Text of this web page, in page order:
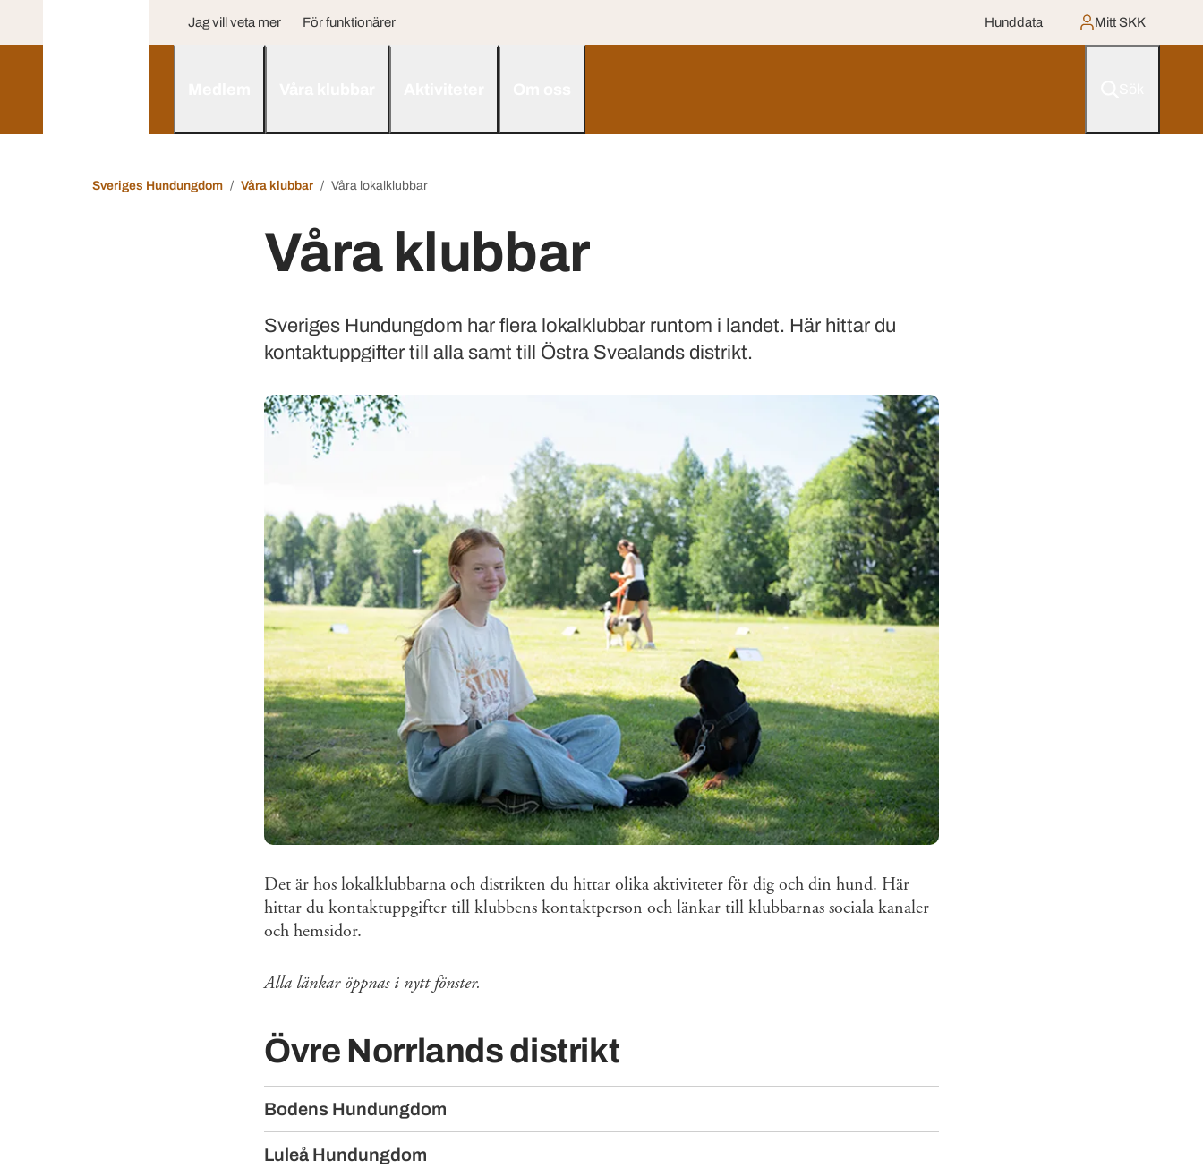
Jag vill veta mer För funktionärer Hunddata Mitt SKK
Sveriges Hundungdom Våra klubbar Våra lokalklubbar
Våra klubbar
Sveriges Hundungdom har flera lokalklubbar runtom i landet. Här hittar du
kontaktuppgifter till alla samt till Östra Svealands distrikt.
Det är hos lokalklubbarna och distrikten du hittar olika aktiviteter för dig och din hund. Här
hittar du kontaktuppgifter till klubbens kontaktperson och länkar till klubbarnas sociala kanaler
och hemsidor.
Alla länkar öppnas i nytt fönster.
Övre Norrlands distrikt
Bodens Hundungdom
Luleå Hundungdom